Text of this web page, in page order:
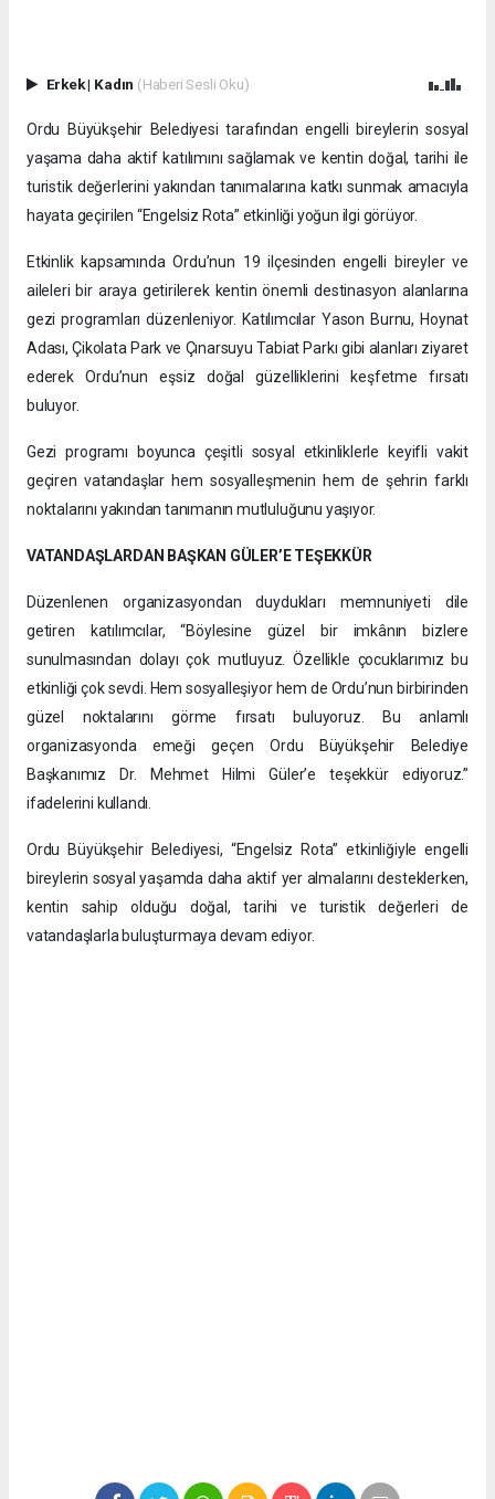
Erkek| Kadın (Haberi Sesli Oku)
Ordu Büyükşehir Belediyesi tarafından engelli bireylerin sosyal
yaşama daha aktif katılımını sağlamak ve kentin doğal, tarihi ile
turistik değerlerini yakından tanımalarına katkı sunmak amacıyla
hayata geçirilen “Engelsiz Rota” etkinliği yoğun ilgi görüyor.
Etkinlik kapsamında Ordu’nun 19 ilçesinden engelli bireyler ve
aileleri bir araya getirilerek kentin önemli destinasyon alanlarına
gezi programları düzenleniyor. Katılımcılar Yason Burnu, Hoynat
Adası, Çikolata Park ve Çınarsuyu Tabiat Parkı gibi alanları ziyaret
ederek Ordu’nun eşsiz doğal güzelliklerini keşfetme fırsatı
buluyor.
Gezi programı boyunca çeşitli sosyal etkinliklerle keyifli vakit
geçiren vatandaşlar hem sosyalleşmenin hem de şehrin farklı
noktalarını yakından tanımanın mutluluğunu yaşıyor.
VATANDAŞLARDAN BAŞKAN GÜLER’E TEŞEKKÜR
Düzenlenen organizasyondan duydukları memnuniyeti dile
getiren katılımcılar, “Böylesine güzel bir imkânın bizlere
sunulmasından dolayı çok mutluyuz. Özellikle çocuklarımız bu
etkinliği çok sevdi. Hem sosyalleşiyor hem de Ordu’nun birbirinden
güzel noktalarını görme fırsatı buluyoruz. Bu anlamlı
organizasyonda emeği geçen Ordu Büyükşehir Belediye
Başkanımız Dr. Mehmet Hilmi Güler’e teşekkür ediyoruz.”
ifadelerini kullandı.
Ordu Büyükşehir Belediyesi, “Engelsiz Rota” etkinliğiyle engelli
bireylerin sosyal yaşamda daha aktif yer almalarını desteklerken,
kentin sahip olduğu doğal, tarihi ve turistik değerleri de
vatandaşlarla buluşturmaya devam ediyor.